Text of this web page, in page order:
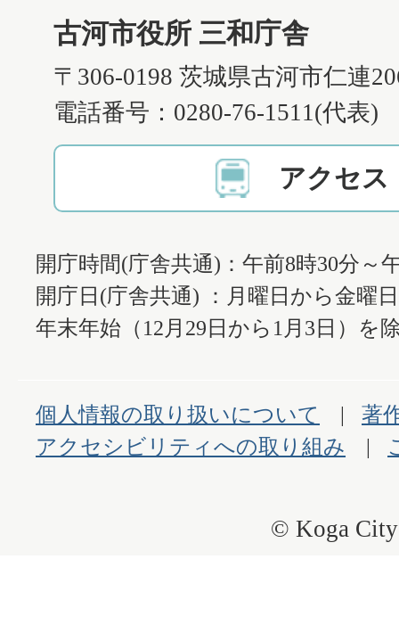
古河市役所 三和庁舎
〒306-0198 茨城県古河市仁連
電話番号：0280-76-1511(代表)
アクセス
開庁時間(庁舎共通)：午前8時30分～
開庁日(庁舎共通) ：月曜日から金曜
年末年始（12月29日から1月3日）を
個人情報の取り扱いについて
著
アクセシビリティへの取り組み
© Koga City